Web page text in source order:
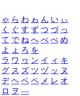
ゃ ら わ ゎ ん い ぃ
く ぐ す ず つ づ っ
て で ね へ べ ぺ め
よ ょ ろ を
ラ ワ ヮ ン イ ィ キ
グ ス ズ ツ ヅ ッ ヌ
デ ヘ ベ ペ メ レ オ
ロ ヲ ―